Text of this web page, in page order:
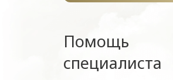
Помощь
специалиста